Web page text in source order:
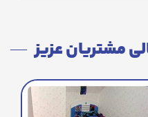
مشتریان عزیز